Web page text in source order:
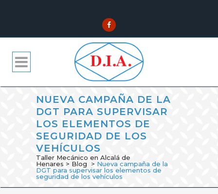
NUEVA CAMPAÑA DE LA
DGT PARA SUPERVISAR
LOS ELEMENTOS DE
SEGURIDAD DE LOS
VEHÍCULOS
Taller Mecánico en Alcalá de
Henares > Blog > Nueva campaña de la
DGT para supervisar los elementos de
seguridad de los vehículos